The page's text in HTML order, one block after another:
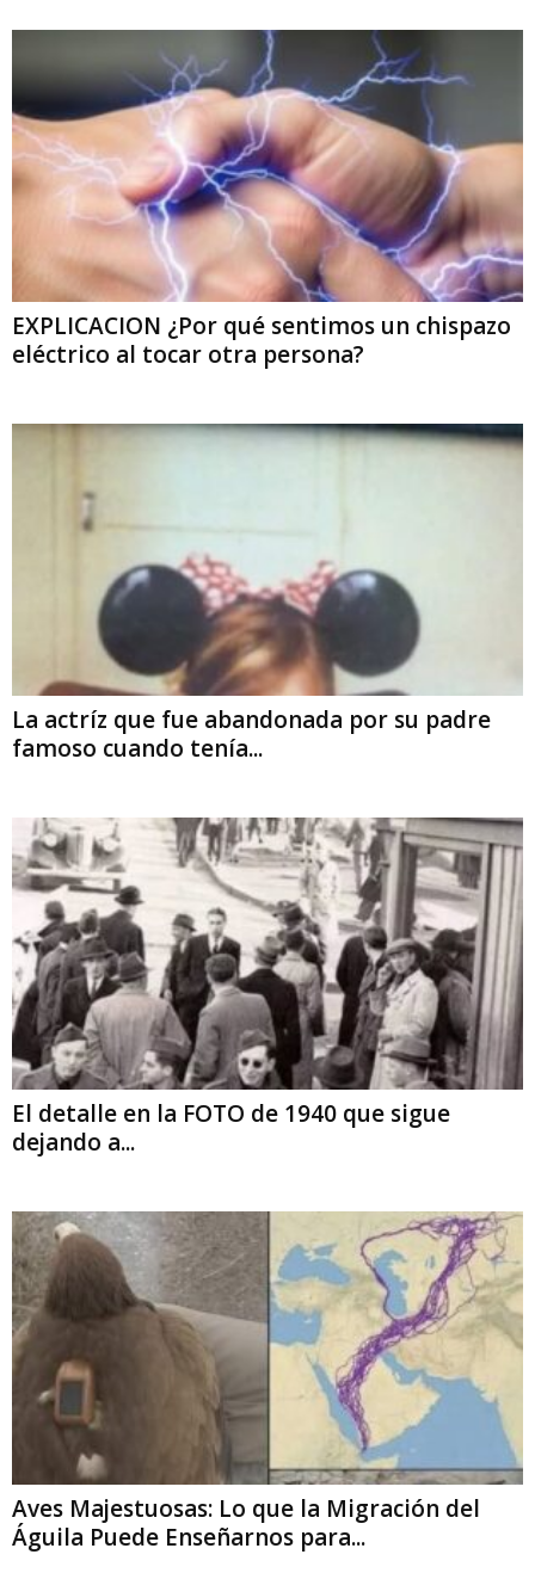
EXPLICACION ¿Por qué sentimos un chispazo
eléctrico al tocar otra persona?
La actríz que fue abandonada por su padre
famoso cuando tenía...
El detalle en la FOTO de 1940 que sigue
dejando a...
Aves Majestuosas: Lo que la Migración del
Águila Puede Enseñarnos para...